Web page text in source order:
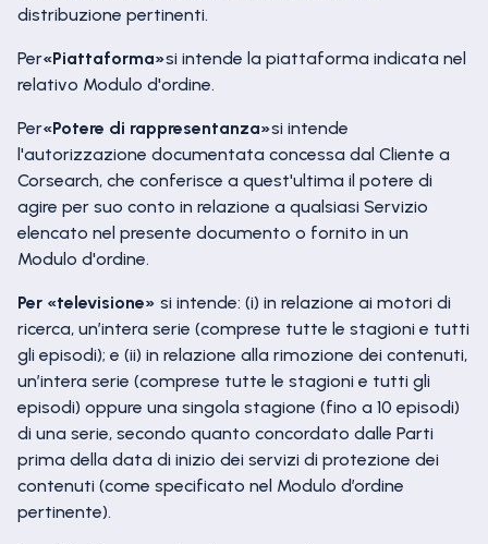
distribuzione pertinenti.
Per«Piattaforma»si intende la piattaforma indicata nel
relativo Modulo d'ordine.
Per«Potere di rappresentanza»si intende
l'autorizzazione documentata concessa dal Cliente a
Corsearch, che conferisce a quest'ultima il potere di
agire per suo conto in relazione a qualsiasi Servizio
elencato nel presente documento o fornito in un
Modulo d'ordine.
Per «televisione» si intende: (i) in relazione ai motori di
ricerca, un’intera serie (comprese tutte le stagioni e tutti
gli episodi); e (ii) in relazione alla rimozione dei contenuti,
un’intera serie (comprese tutte le stagioni e tutti gli
episodi) oppure una singola stagione (fino a 10 episodi)
di una serie, secondo quanto concordato dalle Parti
prima della data di inizio dei servizi di protezione dei
contenuti (come specificato nel Modulo d’ordine
pertinente).